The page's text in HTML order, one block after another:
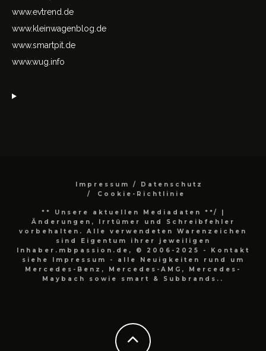
www.evtrend.de
www.kleinwagenblog.de
www.smartpit.de
www.wug.info
Impressum / Datenschutz
Cookie-Richtlinie
** Unsere aktuellen Mediadaten **/
|
Änderungen, Irrtümer und Schreibfehler
vorbehalten. Alle verwendeten Warenzeichen
sind Eigentum ihrer jeweiligen
Inhaber.mbpassion.de, © 2006-2025 - Kontakt
siehe Impressum - alle Neuigkeiten rund um
Mercedes-Benz, Mercedes-AMG, Mercedes-
Maybach sowie smart & Subbrands..